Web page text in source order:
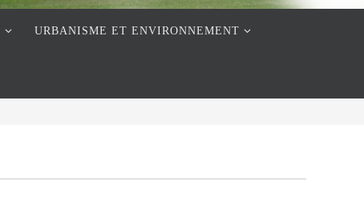
URBANISME ET ENVIRONNEMENT